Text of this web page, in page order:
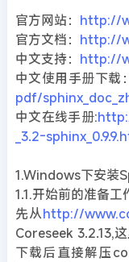
官方网站： http://
官方文档： http://
中文支持： http://
中文使用手册下载：
pdf/
中文在线手册:
_3.2-
1.Windows下安装
1.1.开始前的准备工
先从http://
Coreseek 3.2.13,
下载后直接解压